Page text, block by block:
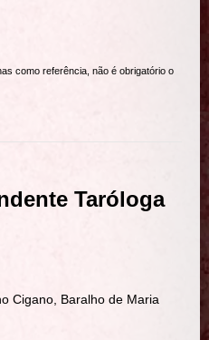
como referência, não é obrigatório o
Taróloga
Cigano, Baralho de Maria